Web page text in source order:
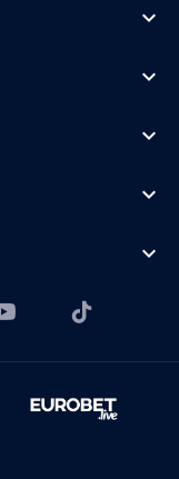
expand_more
expand_more
expand_more
expand_more
expand_more